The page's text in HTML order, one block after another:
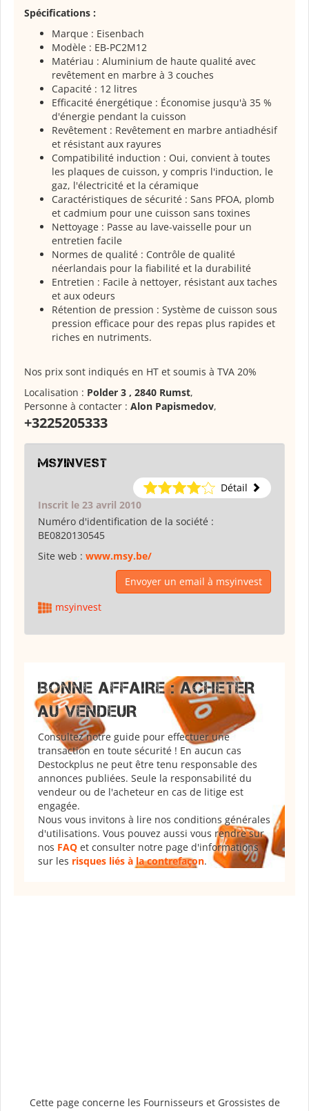
Spécifications :
Marque : Eisenbach
Modèle : EB-PC2M12
Matériau : Aluminium de haute qualité avec
revêtement en marbre à 3 couches
Capacité : 12 litres
Efficacité énergétique : Économise jusqu'à 35 %
d'énergie pendant la cuisson
Revêtement : Revêtement en marbre antiadhésif
et résistant aux rayures
Compatibilité induction : Oui, convient à toutes
les plaques de cuisson, y compris l'induction, le
gaz, l'électricité et la céramique
Caractéristiques de sécurité : Sans PFOA, plomb
et cadmium pour une cuisson sans toxines
Nettoyage : Passe au lave-vaisselle pour un
entretien facile
Normes de qualité : Contrôle de qualité
néerlandais pour la fiabilité et la durabilité
Entretien : Facile à nettoyer, résistant aux taches
et aux odeurs
Rétention de pression : Système de cuisson sous
pression efficace pour des repas plus rapides et
riches en nutriments.
Nos prix sont indiqués en HT et soumis à TVA 20%
Localisation : Polder 3 , 2840 Rumst,
Personne à contacter : Alon Papismedov,
+3225205333
msyinvest
Détail
Inscrit le 23 avril 2010
Numéro d'identification de la société :
BE0820130545
Site web : www.msy.be/
Envoyer un email à msyinvest
msyinvest
BONNE AFFAIRE : ACHETER
AU VENDEUR
Consultez notre guide pour effectuer une
transaction en toute sécurité ! En aucun cas
Destockplus ne peut être tenu responsable des
annonces publiées. Seule la responsabilité du
vendeur ou de l'acheteur en cas de litige est
engagée.
Nous vous invitons à lire nos conditions générales
d'utilisations. Vous pouvez aussi vous rendre sur
nos FAQ et consulter notre page d'informations
sur les risques liés à la contrefaçon.
Cette page concerne les Fournisseurs et Grossistes de